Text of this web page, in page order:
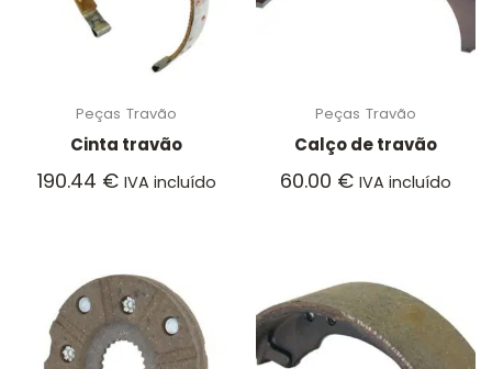
Peças Travão
Cinta travão
190.44 € IVA incluído
Peças Travão
Calço de travão
60.00 € IVA incluído